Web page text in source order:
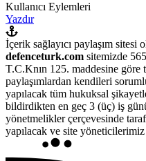
Kullanıcı Eylemleri
Yazdır
İçerik sağlayıcı paylaşım sitesi
defenceturk.com sitemizde
T.C.Knın 125. maddesine göre
paylaşımlardan kendileri
yapılacak tüm hukuksal
bildirdikten en geç 3 (üç) iş
yönetmelikler çerçevesinde
yapılacak ve site